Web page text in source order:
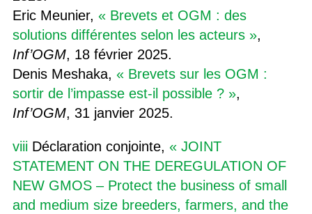
Eric Meunier, « Brevets et OGM : des
solutions différentes selon les acteurs »,
Inf’OGM, 18 février 2025.
Denis Meshaka, « Brevets sur les OGM :
sortir de l’impasse est-il possible ? »,
Inf’OGM, 31 janvier 2025.
viiiDéclaration conjointe, « JOINT
STATEMENT ON THE DEREGULATION OF
NEW GMOS – Protect the business of small
and medium size breeders, farmers, and the